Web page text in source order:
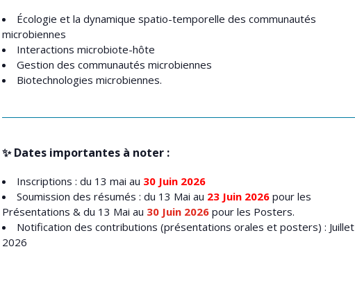
Écologie et la dynamique spatio-temporelle des communautés
microbiennes
Interactions microbiote-hôte
Gestion des communautés microbiennes
Biotechnologies microbiennes.
✨ Dates importantes à noter :
Inscriptions : du 13 mai au 30 Juin 2026
Soumission des résumés : du 13 Mai au 23 Juin 2026 pour les
Présentations & du 13 Mai au 30 Juin 2026 pour les Posters.
Notification des contributions (présentations orales et posters) : Juillet
2026